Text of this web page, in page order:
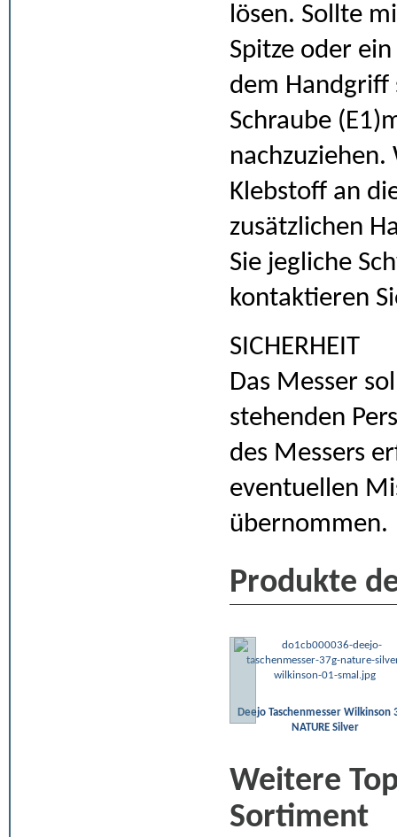
lösen. Sollte
Spitze oder
dem Handgriff
Schraube
Klebstoff an
zusätzlichen
Sie jegliche
kontaktieren
SICHERHEIT
Das Messer
stehenden
des Messers
eventuellen
übernommen.
Produkte
Deejo Taschenmesser Wilkinson
NATURE Silver
Weitere
Sortiment